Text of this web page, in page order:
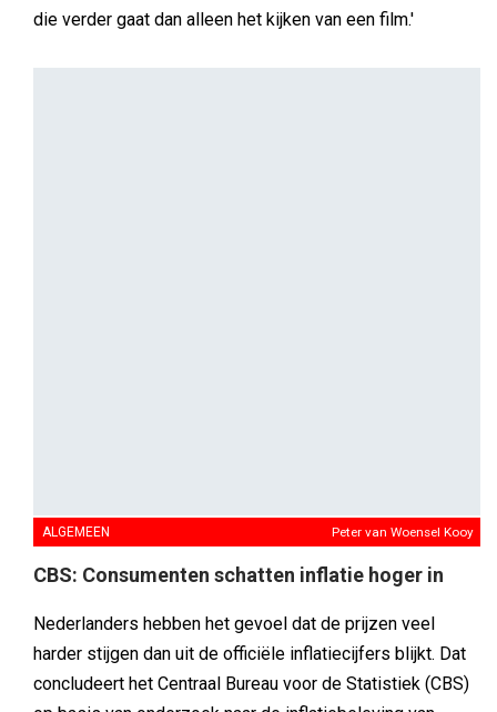
die verder gaat dan alleen het kijken van een film.'
ALGEMEEN Peter van Woensel Kooy
CBS: Consumenten schatten inflatie hoger in
Nederlanders hebben het gevoel dat de prijzen veel
harder stijgen dan uit de officiële inflatiecijfers blijkt. Dat
concludeert het Centraal Bureau voor de Statistiek (CBS)